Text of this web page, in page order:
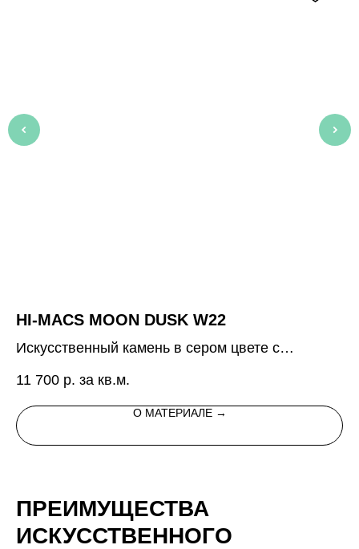
HI-MACS MOON DUSK W22
Искусственный камень в сером цвете с
разной формы
11 700 р. за кв.м.
О МАТЕРИАЛЕ →
ПРЕИМУЩЕСТВА
ИСКУССТВЕННОГО